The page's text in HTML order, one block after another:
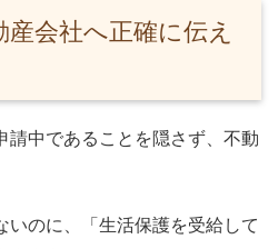
会社へ正確に伝え
請中であることを隠さず、不動
いのに、「生活保護を受給して